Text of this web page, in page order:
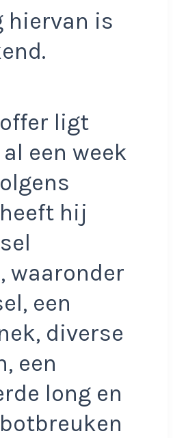
hiervan is
ligt
een week
hij
waaronder
een
diverse
een
long en